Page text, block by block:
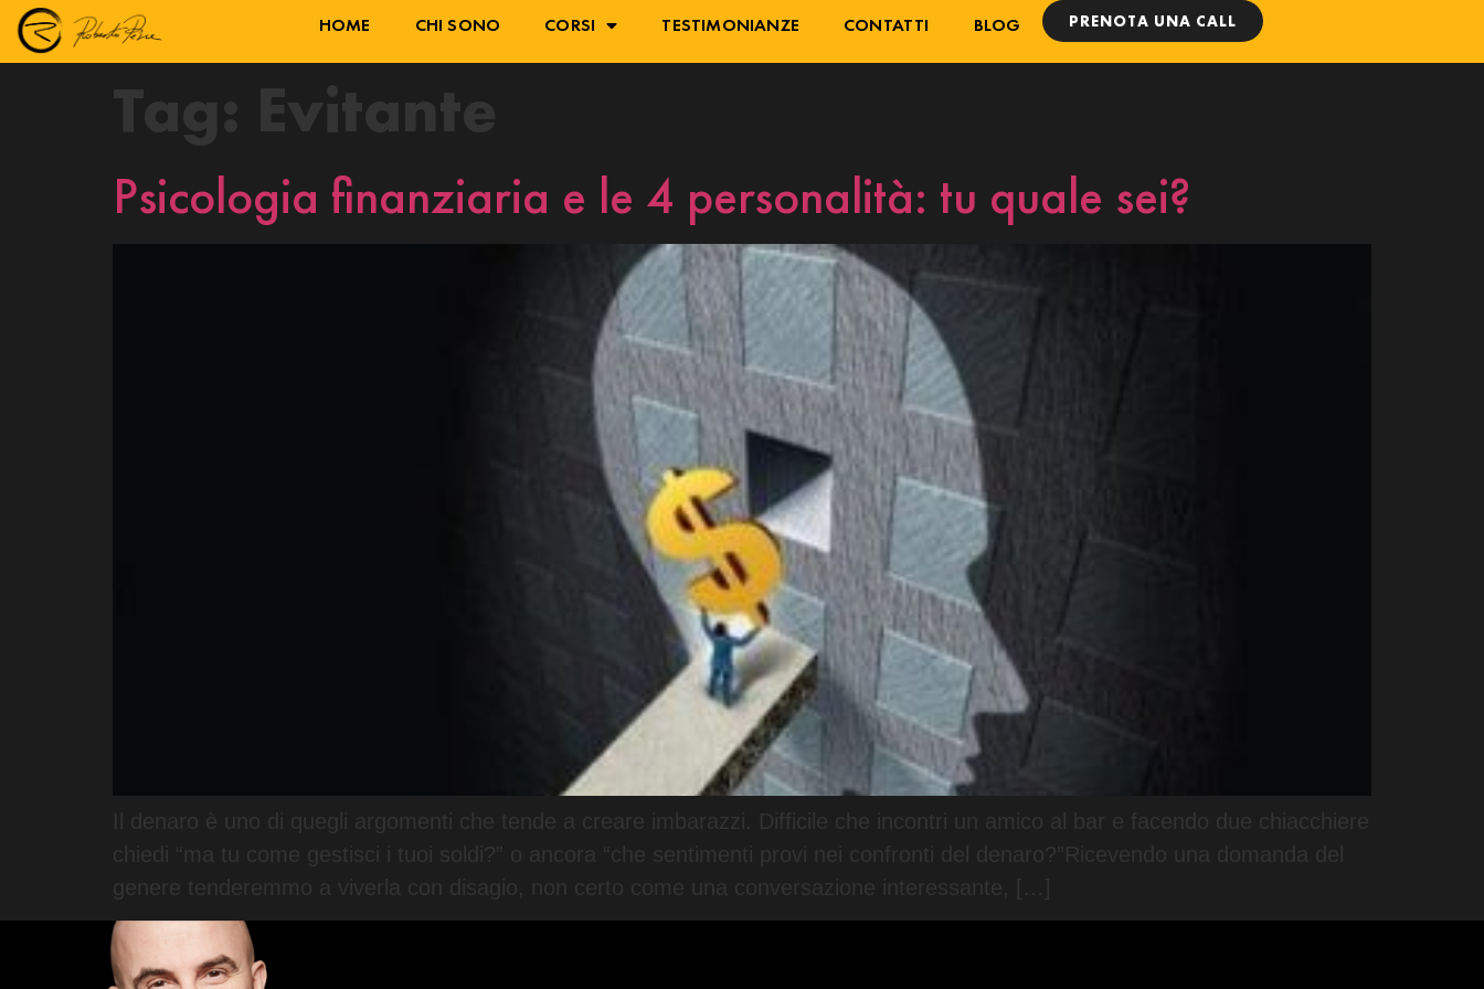
HOME CHI SONO CORSI TESTIMONIANZE CONTATTI BLOG PRENOTA UNA CALL
Tag: Evitante
Psicologia finanziaria e le 4 personalità: tu quale sei?
Il denaro è uno di quegli argomenti che tende a creare imbarazzi. Difficile che incontri un amico al bar e facendo due chiacchiere
chiedi “ma tu come gestisci i tuoi soldi?” o ancora “che sentimenti provi nei confronti del denaro?”Ricevendo una domanda del
genere tenderemmo a viverla con disagio, non certo come una conversazione interessante, […]